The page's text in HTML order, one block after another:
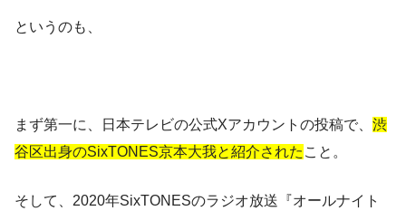
というのも、
まず第一に、日本テレビの公式Xアカウントの投稿で、 渋
谷区出身のSixTONES京本大我と紹介された こと。
そして、 2020年SixTONESのラジオ放送『オールナイト